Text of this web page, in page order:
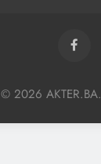
© 2026